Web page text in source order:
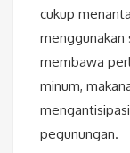
cukup
menggunakan
membawa
minum,
pegunungan.